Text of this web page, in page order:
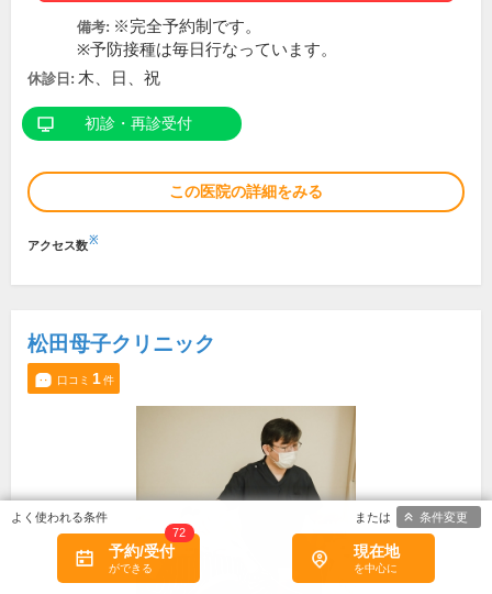
備考: ※完全予約制です。
※予防接種は毎日行なっています。
休診日: 木、日、祝
初診・再診受付
この医院の詳細をみる
アクセス数※
松田母子クリニック
口コミ 1件
予約/受付
72
現在地
条件変更